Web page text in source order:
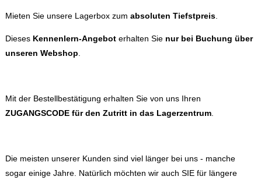
Mieten Sie unsere Lagerbox zum absoluten Tiefstpreis.
Dieses Kennenlern-Angebot erhalten Sie nur bei Buchung über
unseren Webshop.
Mit der Bestellbestätigung erhalten Sie von uns Ihren
ZUGANGSCODE für den Zutritt in das Lagerzentrum.
Die meisten unserer Kunden sind viel länger bei uns - manche
sogar einige Jahre. Natürlich möchten wir auch SIE für längere